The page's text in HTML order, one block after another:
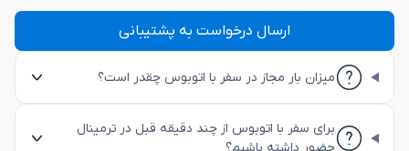
ارسال درخواست به پشتیبانی
میزان بار مجاز در سفر با اتوبوس چقدر است؟
برای سفر با اتوبوس از چند دقیقه قبل در ترمینال